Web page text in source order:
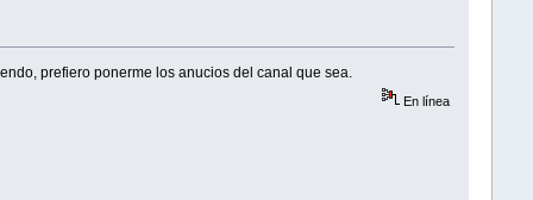
prefiero ponerme los anucios del canal que sea.
En línea